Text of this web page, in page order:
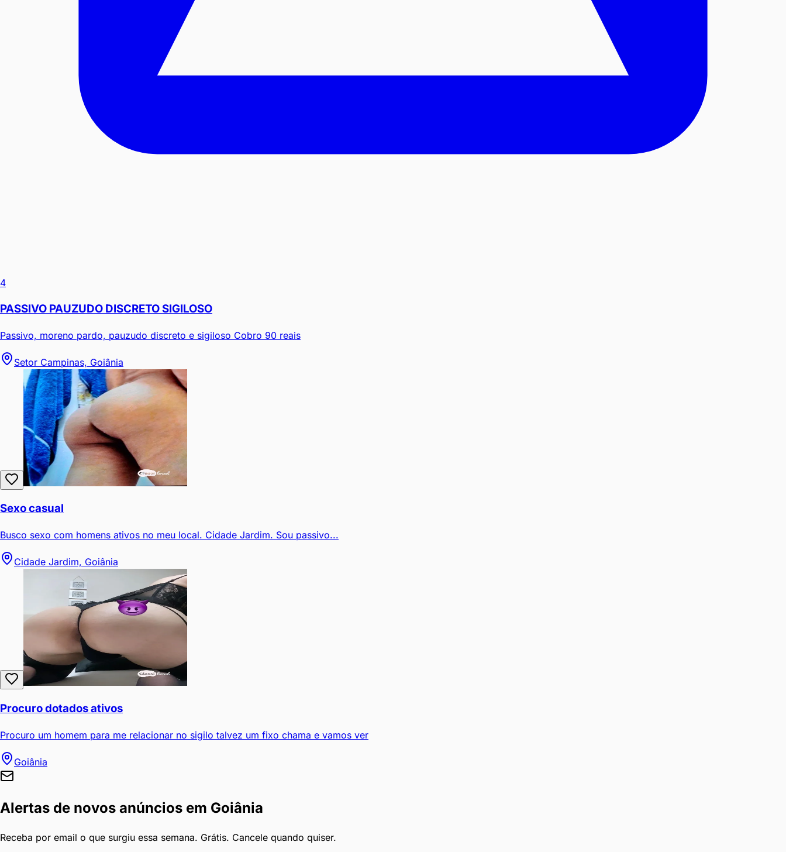
4
PASSIVO PAUZUDO DISCRETO SIGILOSO
Passivo, moreno pardo, pauzudo discreto e sigiloso Cobro 90 reais
Setor Campinas, Goiânia
Sexo casual
Busco sexo com homens ativos no meu local. Cidade Jardim. Sou passivo...
Cidade Jardim, Goiânia
Procuro dotados ativos
Procuro um homem para me relacionar no sigilo talvez um fixo chama e vamos ver
Goiânia
Alertas de novos anúncios em Goiânia
Receba por email o que surgiu essa semana. Grátis. Cancele quando quiser.